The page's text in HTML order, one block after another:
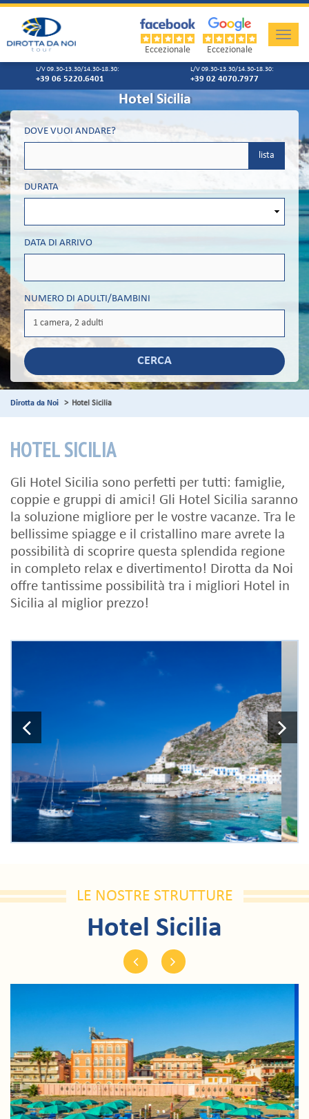
Toggle
Eccezionale Eccezionale
L/V 09.30-13.30/14.30-18.30:
+39 06 5220.6401
L/V 09.30-13.30/14.30-18.30:
+39 02 4070.7977
Hotel Sicilia
DOVE VUOI ANDARE?
lista
DURATA
DATA DI ARRIVO
NUMERO DI ADULTI/BAMBINI
CERCA
Dirotta da Noi Hotel Sicilia
HOTEL SICILIA
Gli Hotel Sicilia sono perfetti per tutti: famiglie,
coppie e gruppi di amici! Gli Hotel Sicilia saranno
la soluzione migliore per le vostre vacanze. Tra le
bellissime spiagge e il cristallino mare avrete la
possibilità di scoprire questa splendida regione
in completo relax e divertimento! Dirotta da Noi
offre tantissime possibilità tra i migliori Hotel in
Sicilia al miglior prezzo!
LE NOSTRE STRUTTURE
Hotel Sicilia
PreviousNext